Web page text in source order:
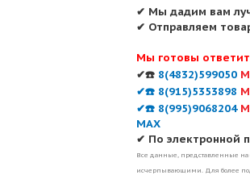
✔ Мы дадим вам
✔ Отправляем
Мы готовы
✔☎️ 8(4832)599050
✔☎️ 8(915)5353898
✔☎️ 8(995)9068204
MAX
✔ По электронной
Все данные, представленные на
исчерпывающими. Для более